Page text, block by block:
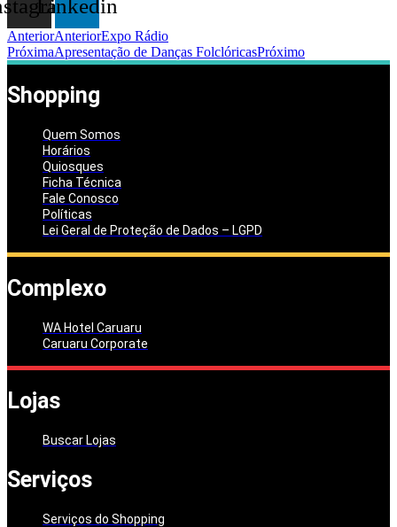
Linkedin
AnteriorAnteriorExpo Rádio
PróximaApresentação de Danças FolclóricasPróximo
Shopping
Quem Somos
Horários
Quiosques
Ficha Técnica
Fale Conosco
Políticas
Lei Geral de Proteção de Dados – LGPD
Complexo
WA Hotel Caruaru
Caruaru Corporate
Lojas
Buscar Lojas
Serviços
Serviços do Shopping